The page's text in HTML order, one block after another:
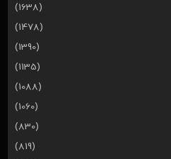
(1638)
(1478)
(1390)
(1135)
(1088)
(1060)
(830)
(819)